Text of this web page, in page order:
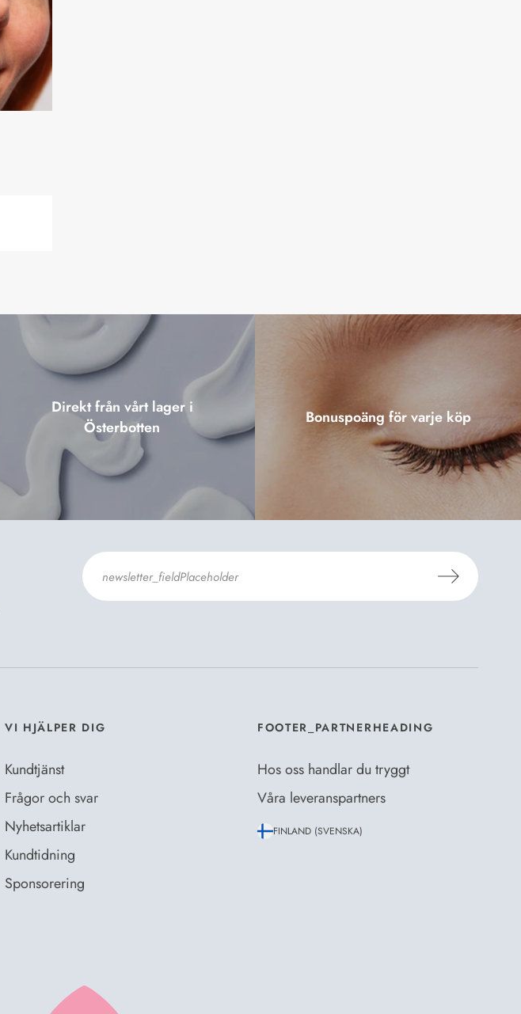
Direkt från vårt lager i
Österbotten
Bonuspoäng för varje köp
VI HJÄLPER DIG
Kundtjänst
Frågor och svar
Nyhetsartiklar
Kundtidning
Sponsorering
FOOTER_PARTNERHEADING
Hos oss handlar du tryggt
Våra leveranspartners
FINLAND (SVENSKA)